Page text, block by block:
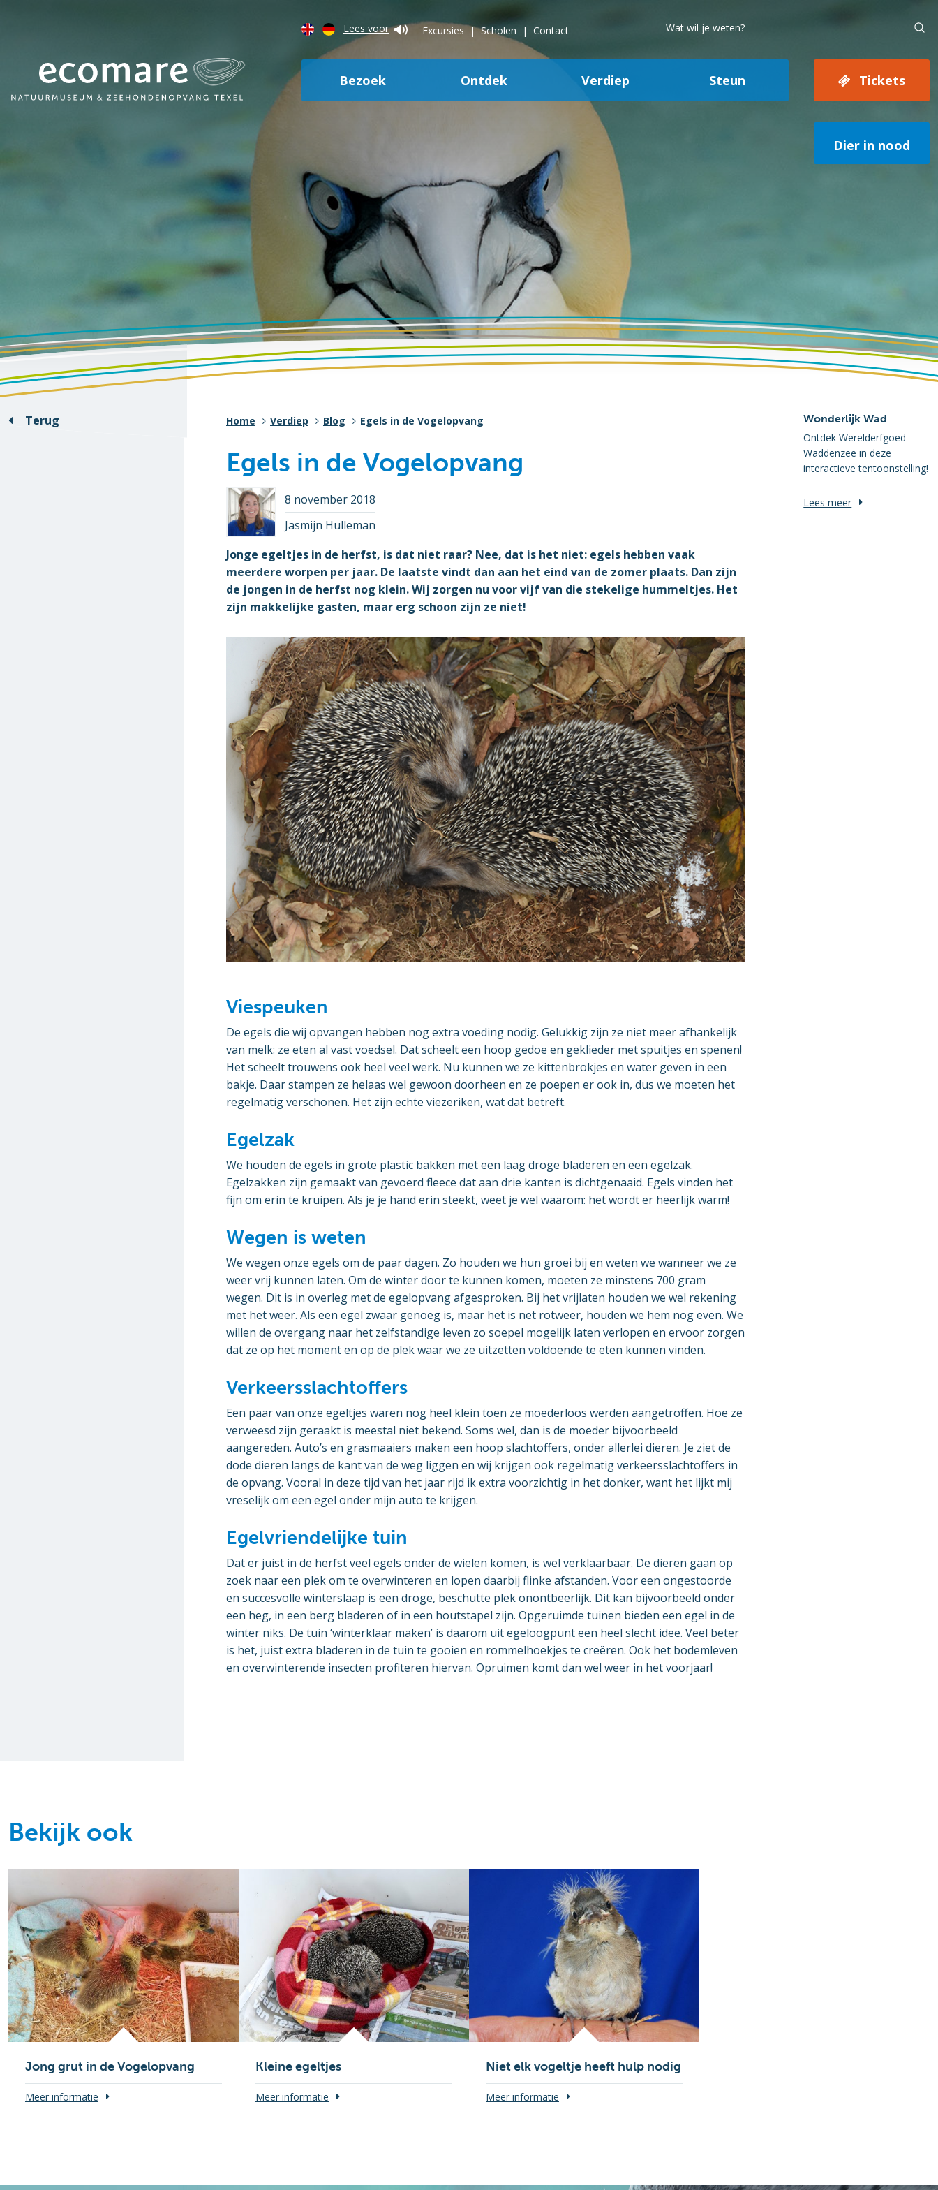
Lees voor Excursies Scholen Contact
Bezoek Ontdek Verdiep Steun Tickets
Dier in nood
Terug Home Verdiep Blog Egels in de Vogelopvang
Egels in de Vogelopvang
8 november 2018
Jasmijn Hulleman
Jonge egeltjes in de herfst, is dat niet raar? Nee, dat is het niet: egels hebben vaak
meerdere worpen per jaar. De laatste vindt dan aan het eind van de zomer plaats. Dan zijn
de jongen in de herfst nog klein. Wij zorgen nu voor vijf van die stekelige hummeltjes. Het
zijn makkelijke gasten, maar erg schoon zijn ze niet!
Viespeuken
De egels die wij opvangen hebben nog extra voeding nodig. Gelukkig zijn ze niet meer afhankelijk
van melk: ze eten al vast voedsel. Dat scheelt een hoop gedoe en geklieder met spuitjes en spenen!
Het scheelt trouwens ook heel veel werk. Nu kunnen we ze kittenbrokjes en water geven in een
bakje. Daar stampen ze helaas wel gewoon doorheen en ze poepen er ook in, dus we moeten het
regelmatig verschonen. Het zijn echte viezeriken, wat dat betreft.
Egelzak
We houden de egels in grote plastic bakken met een laag droge bladeren en een egelzak.
Egelzakken zijn gemaakt van gevoerd fleece dat aan drie kanten is dichtgenaaid. Egels vinden het
fijn om erin te kruipen. Als je je hand erin steekt, weet je wel waarom: het wordt er heerlijk warm!
Wegen is weten
We wegen onze egels om de paar dagen. Zo houden we hun groei bij en weten we wanneer we ze
weer vrij kunnen laten. Om de winter door te kunnen komen, moeten ze minstens 700 gram
wegen. Dit is in overleg met de egelopvang afgesproken. Bij het vrijlaten houden we wel rekening
met het weer. Als een egel zwaar genoeg is, maar het is net rotweer, houden we hem nog even. We
willen de overgang naar het zelfstandige leven zo soepel mogelijk laten verlopen en ervoor zorgen
dat ze op het moment en op de plek waar we ze uitzetten voldoende te eten kunnen vinden.
Verkeersslachtoffers
Een paar van onze egeltjes waren nog heel klein toen ze moederloos werden aangetroffen. Hoe ze
verweesd zijn geraakt is meestal niet bekend. Soms wel, dan is de moeder bijvoorbeeld
aangereden. Auto’s en grasmaaiers maken een hoop slachtoffers, onder allerlei dieren. Je ziet de
dode dieren langs de kant van de weg liggen en wij krijgen ook regelmatig verkeersslachtoffers in
de opvang. Vooral in deze tijd van het jaar rijd ik extra voorzichtig in het donker, want het lijkt mij
vreselijk om een egel onder mijn auto te krijgen.
Egelvriendelijke tuin
Dat er juist in de herfst veel egels onder de wielen komen, is wel verklaarbaar. De dieren gaan op
zoek naar een plek om te overwinteren en lopen daarbij flinke afstanden. Voor een ongestoorde
en succesvolle winterslaap is een droge, beschutte plek onontbeerlijk. Dit kan bijvoorbeeld onder
een heg, in een berg bladeren of in een houtstapel zijn. Opgeruimde tuinen bieden een egel in de
winter niks. De tuin ‘winterklaar maken’ is daarom uit egeloogpunt een heel slecht idee. Veel beter
is het, juist extra bladeren in de tuin te gooien en rommelhoekjes te creëren. Ook het bodemleven
en overwinterende insecten profiteren hiervan. Opruimen komt dan wel weer in het voorjaar!
Wonderlijk Wad
Ontdek Werelderfgoed
Waddenzee in deze
interactieve tentoonstelling!
Lees meer
Bekijk ook
Jong grut in de Vogelopvang
Meer informatie
Kleine egeltjes
Meer informatie
Niet elk vogeltje heeft hulp nodig
Meer informatie